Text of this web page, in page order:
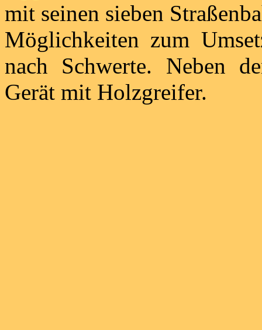
mit seinen sieben
Möglichkeiten zum
nach Schwerte. Neben
Gerät mit Holzgreifer.